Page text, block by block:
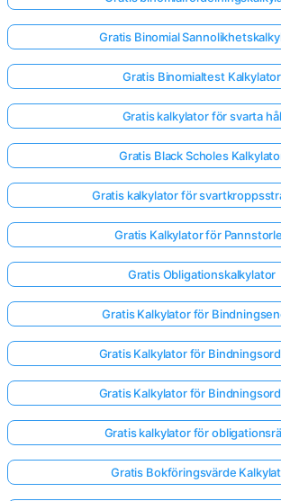
Gratis Binomial
Gratis Binomialtest Kalkylator
Gratis kalkylator för svarta hål
Gratis Black Scholes
Gratis kalkylator för
Gratis Kalkylator för
Gratis Obligationskalkylator
Gratis Kalkylator för
Gratis Kalkylator för
Gratis Kalkylator för
Gratis kalkylator för
Gratis Bokföringsvärde